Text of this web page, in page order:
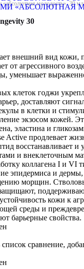
«абсолютная молодость», 30 мл
30
внешний вид кожи,
от агрессивного
уменьшает
клеток годжи
доставляют
в клетки и
экзосом кожей.
эластина и
Active продлевает
восстанавливает и
и внеклеточным
коллагена I и VI
эпидермиса и
морщин.
кожи к
среды и
барьерные свойства.
сравнение,